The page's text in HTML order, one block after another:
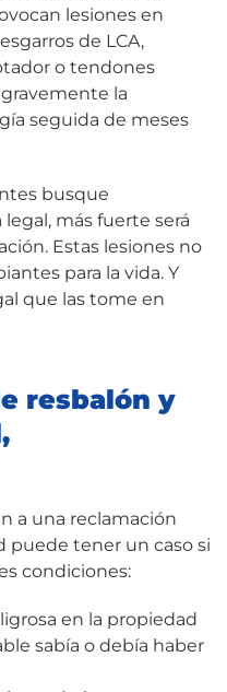
lesiones en
de LCA,
o tendones
la
seguida de meses
busque
más fuerte será
Estas lesiones no
para la vida. Y
que las tome en
resbalón y
a una reclamación
puede tener un caso si
condiciones:
en la propiedad
sabía o debía haber